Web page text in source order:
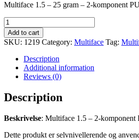
Multiface 1.5 – 25 gram – 2-komponent
MF-
1.5-
25-
B
Multiface
Sort
g
quantity
Add to cart
SKU: 1219 Category: Multiface Tag:
Description
Additional information
Reviews (0)
Description
Beskrivelse: Multiface 1.5 – 2-komponent
Dette produkt er selvnivellerende og